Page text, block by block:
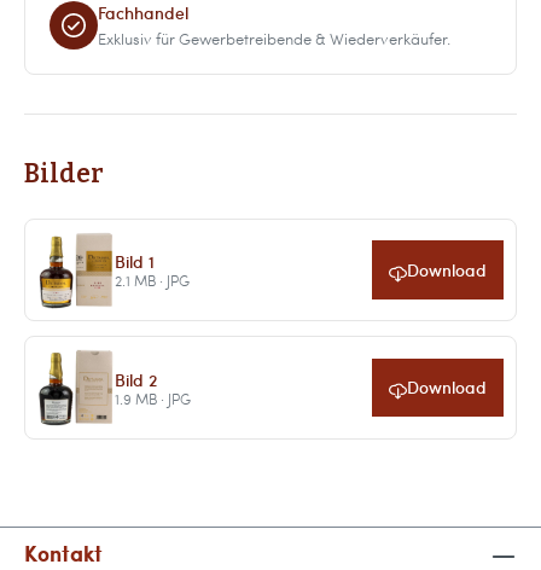
Fachhandel
Exklusiv für Gewerbetreibende & Wiederverkäufer.
Bilder
Bild 1
2.1 MB · JPG Download
Bild 2
1.9 MB · JPG Download
Kontakt